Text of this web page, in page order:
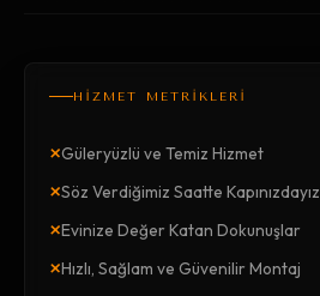
HİZMET METRİKLERİ
×Güleryüzlü ve Temiz Hizmet
×Söz Verdiğimiz Saatte Kapınızdayız
×Evinize Değer Katan Dokunuşlar
×Hızlı, Sağlam ve Güvenilir Montaj